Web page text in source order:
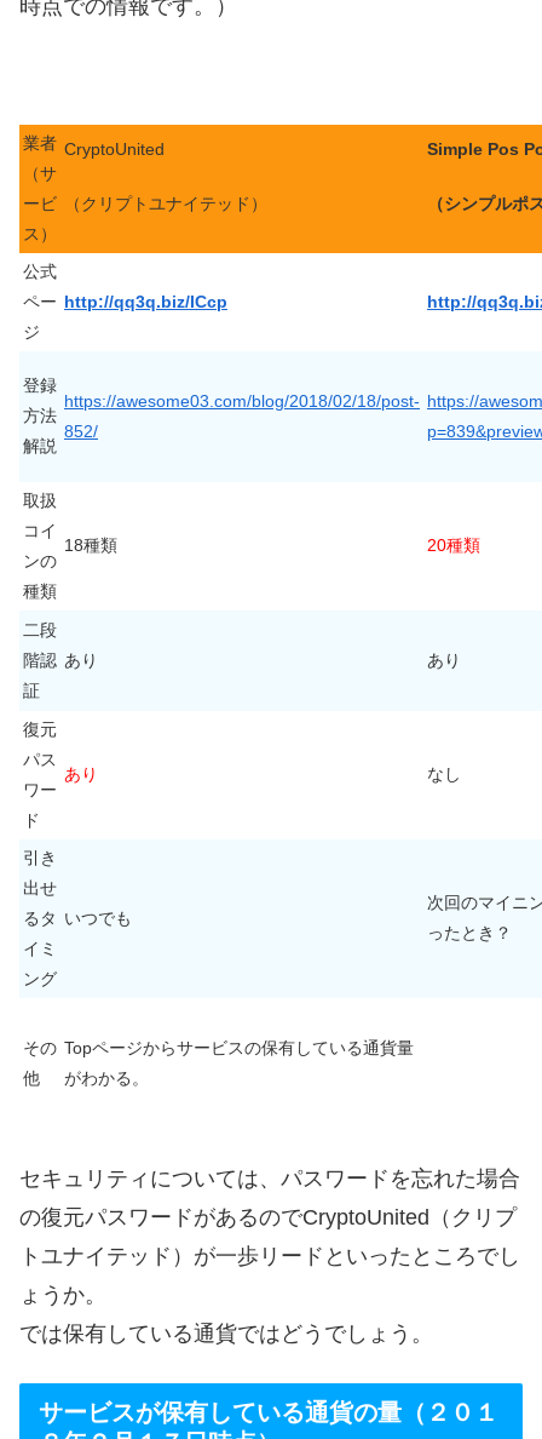
時点での情報です。）
業者
（サ
ービ
ス）
CryptoUnited
（クリプトユナイテッド）
Simple Pos
（シンプルポ
公式
ペー
ジ
http://qq3q.biz/ICcp http://
登録
方法
解説
https://awesome03.com/blog/2018/02/18/post-
852/
https://
取扱
コイ
ンの
種類
18種類 20種類
二段
階認
証
あり あり
復元
パス
ワー
ド
あり なし
引き
出せ
るタ
イミ
ング
いつでも
次回のマイニ
ったとき？
その
他
Topページからサービスの保有している通貨量
がわかる。
セキュリティについては、パスワードを忘れた場合
の復元パスワードがあるのでCryptoUnited（クリプ
トユナイテッド）が一歩リードといったところでし
ょうか。
では保有している通貨ではどうでしょう。
サービスが保有している通貨の量（２０１